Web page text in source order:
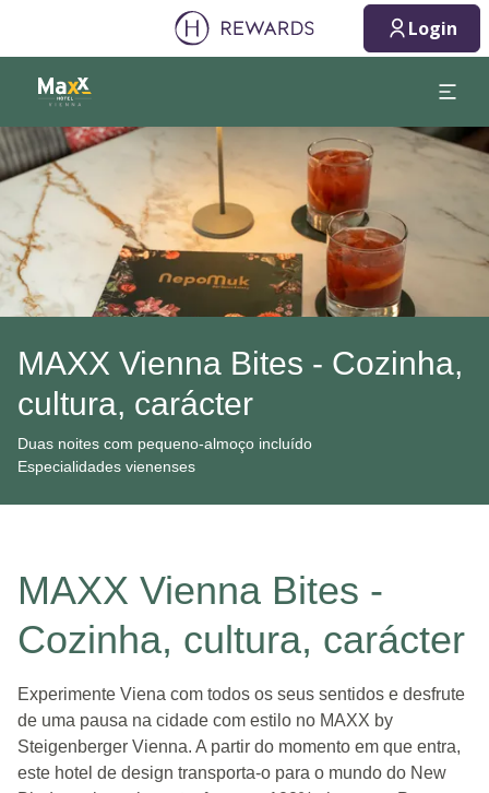
Login
Diapositivo 1 de 1
MAXX Vienna Bites - Cozinha,
cultura, carácter
Duas noites com pequeno-almoço incluído
Especialidades vienenses
MAXX Vienna Bites -
Cozinha, cultura, carácter
Experimente Viena com todos os seus sentidos e desfrute
de uma pausa na cidade com estilo no MAXX by
Steigenberger Vienna. A partir do momento em que entra,
este hotel de design transporta-o para o mundo do New